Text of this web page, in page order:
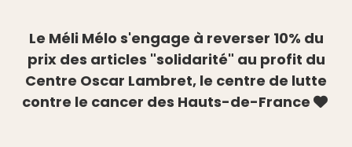
Le Méli Mélo s'engage à reverser 10% du
prix des articles "solidarité" au profit du
Centre Oscar Lambret, le centre de lutte
contre le cancer des Hauts-de-France 